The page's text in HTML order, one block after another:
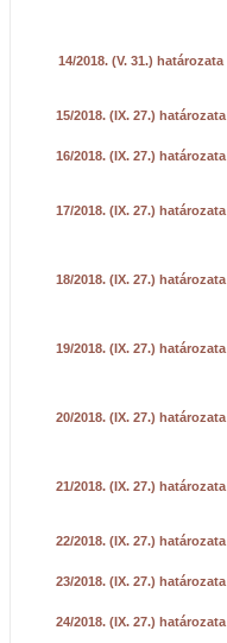
14/2018. (V. 31.) határozata
15/2018. (IX. 27.) határozata
16/2018. (IX. 27.) határozata
17/2018. (IX. 27.) határozata
18/2018. (IX. 27.) határozata
19/2018. (IX. 27.) határozata
20/2018. (IX. 27.) határozata
21/2018. (IX. 27.) határozata
22/2018. (IX. 27.) határozata
23/2018. (IX. 27.) határozata
24/2018. (IX. 27.) határozata